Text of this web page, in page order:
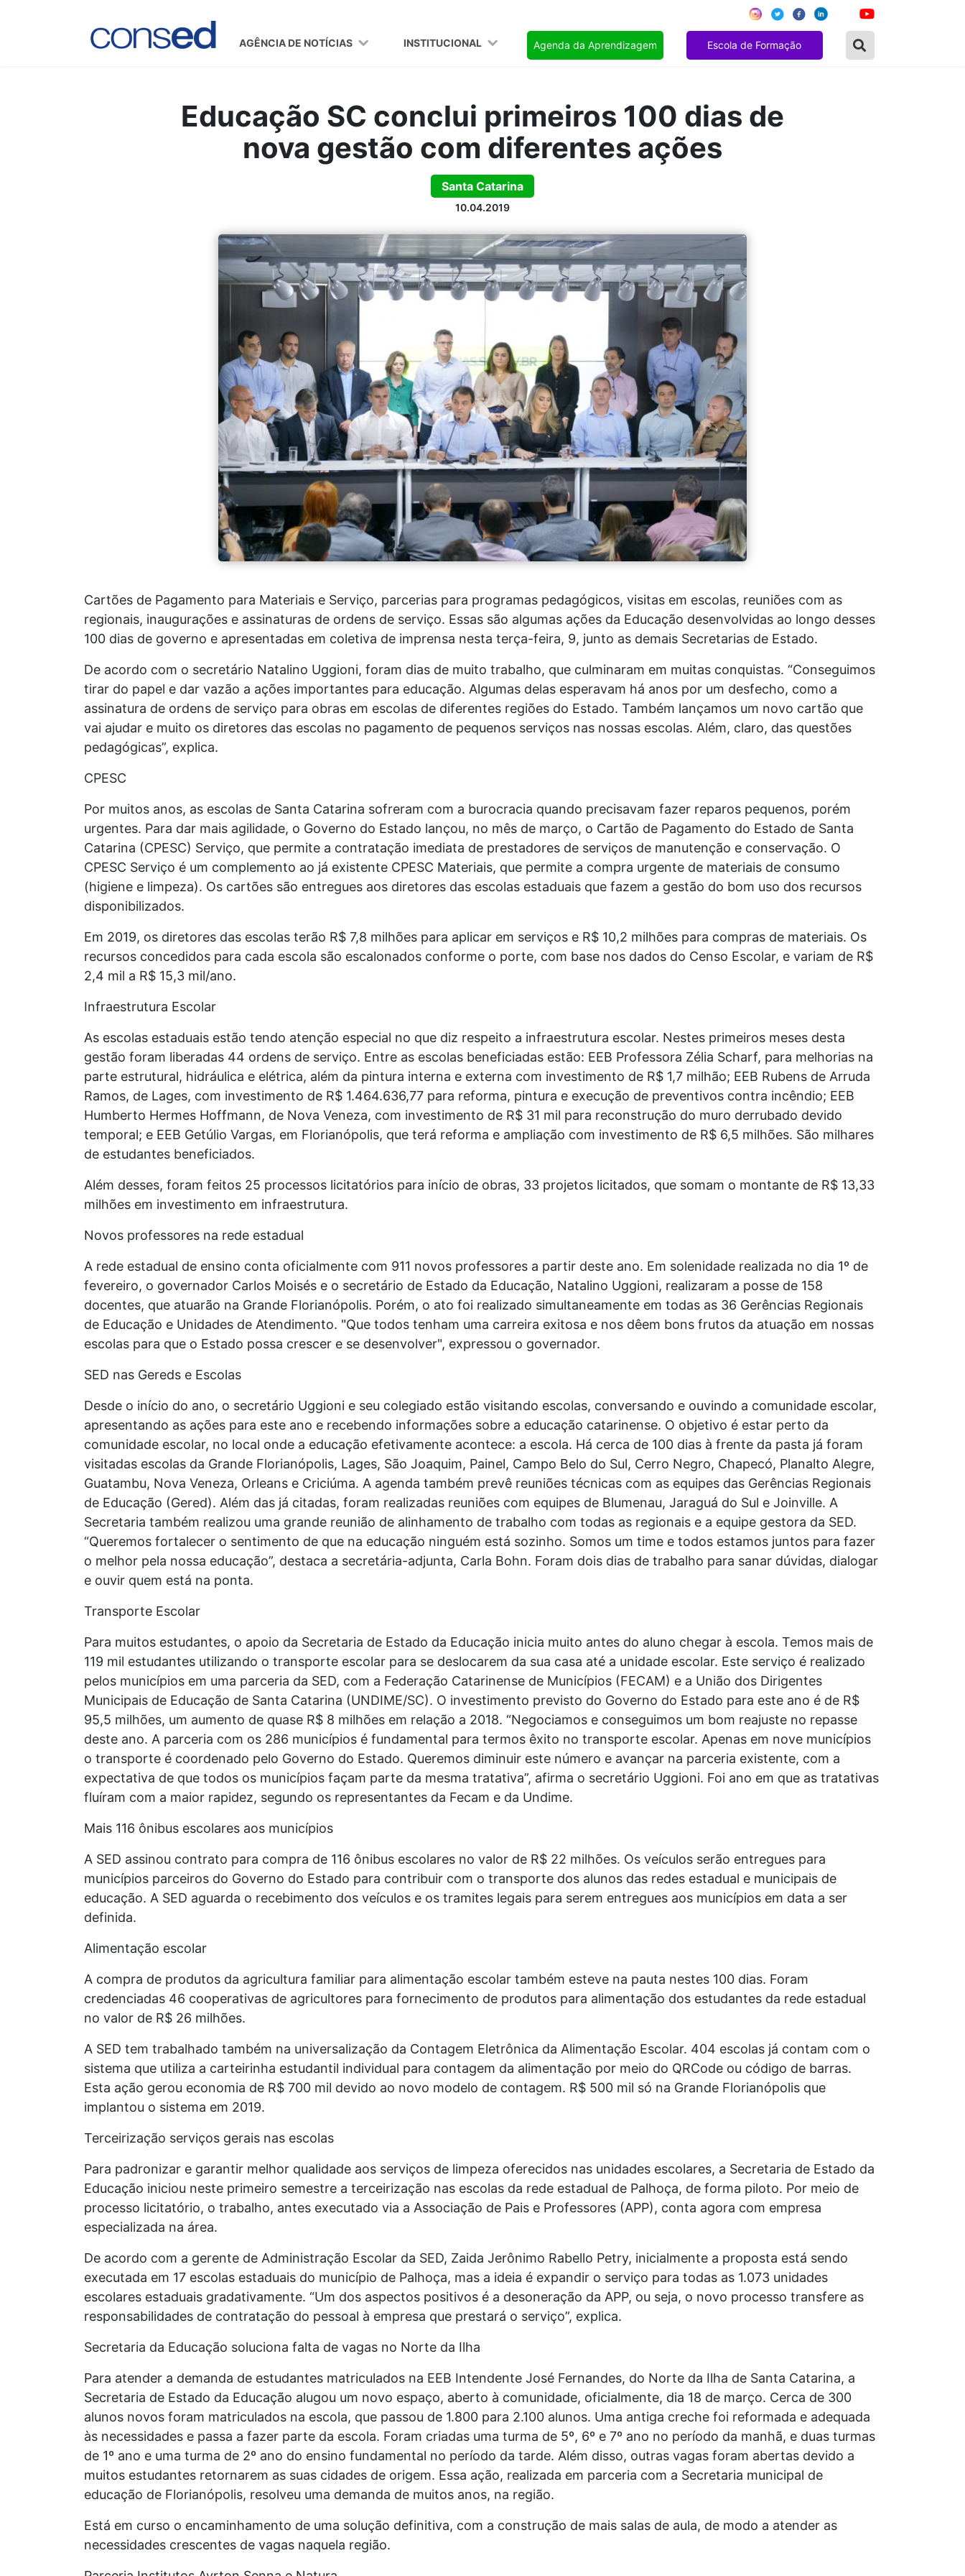
AGÊNCIA DE NOTÍCIAS INSTITUCIONAL Agenda da Aprendizagem Escola de Formação
Educação SC conclui primeiros 100 dias de
nova gestão com diferentes ações
Santa Catarina
10.04.2019
Cartões de Pagamento para Materiais e Serviço, parcerias para programas pedagógicos, visitas em escolas, reuniões com as
regionais, inaugurações e assinaturas de ordens de serviço. Essas são algumas ações da Educação desenvolvidas ao longo desses
100 dias de governo e apresentadas em coletiva de imprensa nesta terça-feira, 9, junto as demais Secretarias de Estado.
De acordo com o secretário Natalino Uggioni, foram dias de muito trabalho, que culminaram em muitas conquistas. “Conseguimos
tirar do papel e dar vazão a ações importantes para educação. Algumas delas esperavam há anos por um desfecho, como a
assinatura de ordens de serviço para obras em escolas de diferentes regiões do Estado. Também lançamos um novo cartão que
vai ajudar e muito os diretores das escolas no pagamento de pequenos serviços nas nossas escolas. Além, claro, das questões
pedagógicas”, explica.
CPESC
Por muitos anos, as escolas de Santa Catarina sofreram com a burocracia quando precisavam fazer reparos pequenos, porém
urgentes. Para dar mais agilidade, o Governo do Estado lançou, no mês de março, o Cartão de Pagamento do Estado de Santa
Catarina (CPESC) Serviço, que permite a contratação imediata de prestadores de serviços de manutenção e conservação. O
CPESC Serviço é um complemento ao já existente CPESC Materiais, que permite a compra urgente de materiais de consumo
(higiene e limpeza). Os cartões são entregues aos diretores das escolas estaduais que fazem a gestão do bom uso dos recursos
disponibilizados.
Em 2019, os diretores das escolas terão R$ 7,8 milhões para aplicar em serviços e R$ 10,2 milhões para compras de materiais. Os
recursos concedidos para cada escola são escalonados conforme o porte, com base nos dados do Censo Escolar, e variam de R$
2,4 mil a R$ 15,3 mil/ano.
Infraestrutura Escolar
As escolas estaduais estão tendo atenção especial no que diz respeito a infraestrutura escolar. Nestes primeiros meses desta
gestão foram liberadas 44 ordens de serviço. Entre as escolas beneficiadas estão: EEB Professora Zélia Scharf, para melhorias na
parte estrutural, hidráulica e elétrica, além da pintura interna e externa com investimento de R$ 1,7 milhão; EEB Rubens de Arruda
Ramos, de Lages, com investimento de R$ 1.464.636,77 para reforma, pintura e execução de preventivos contra incêndio; EEB
Humberto Hermes Hoffmann, de Nova Veneza, com investimento de R$ 31 mil para reconstrução do muro derrubado devido
temporal; e EEB Getúlio Vargas, em Florianópolis, que terá reforma e ampliação com investimento de R$ 6,5 milhões. São milhares
de estudantes beneficiados.
Além desses, foram feitos 25 processos licitatórios para início de obras, 33 projetos licitados, que somam o montante de R$ 13,33
milhões em investimento em infraestrutura.
Novos professores na rede estadual
A rede estadual de ensino conta oficialmente com 911 novos professores a partir deste ano. Em solenidade realizada no dia 1º de
fevereiro, o governador Carlos Moisés e o secretário de Estado da Educação, Natalino Uggioni, realizaram a posse de 158
docentes, que atuarão na Grande Florianópolis. Porém, o ato foi realizado simultaneamente em todas as 36 Gerências Regionais
de Educação e Unidades de Atendimento. "Que todos tenham uma carreira exitosa e nos dêem bons frutos da atuação em nossas
escolas para que o Estado possa crescer e se desenvolver", expressou o governador.
SED nas Gereds e Escolas
Desde o início do ano, o secretário Uggioni e seu colegiado estão visitando escolas, conversando e ouvindo a comunidade escolar,
apresentando as ações para este ano e recebendo informações sobre a educação catarinense. O objetivo é estar perto da
comunidade escolar, no local onde a educação efetivamente acontece: a escola. Há cerca de 100 dias à frente da pasta já foram
visitadas escolas da Grande Florianópolis, Lages, São Joaquim, Painel, Campo Belo do Sul, Cerro Negro, Chapecó, Planalto Alegre,
Guatambu, Nova Veneza, Orleans e Criciúma. A agenda também prevê reuniões técnicas com as equipes das Gerências Regionais
de Educação (Gered). Além das já citadas, foram realizadas reuniões com equipes de Blumenau, Jaraguá do Sul e Joinville. A
Secretaria também realizou uma grande reunião de alinhamento de trabalho com todas as regionais e a equipe gestora da SED.
“Queremos fortalecer o sentimento de que na educação ninguém está sozinho. Somos um time e todos estamos juntos para fazer
o melhor pela nossa educação”, destaca a secretária-adjunta, Carla Bohn. Foram dois dias de trabalho para sanar dúvidas, dialogar
e ouvir quem está na ponta.
Transporte Escolar
Para muitos estudantes, o apoio da Secretaria de Estado da Educação inicia muito antes do aluno chegar à escola. Temos mais de
119 mil estudantes utilizando o transporte escolar para se deslocarem da sua casa até a unidade escolar. Este serviço é realizado
pelos municípios em uma parceria da SED, com a Federação Catarinense de Municípios (FECAM) e a União dos Dirigentes
Municipais de Educação de Santa Catarina (UNDIME/SC). O investimento previsto do Governo do Estado para este ano é de R$
95,5 milhões, um aumento de quase R$ 8 milhões em relação a 2018. “Negociamos e conseguimos um bom reajuste no repasse
deste ano. A parceria com os 286 municípios é fundamental para termos êxito no transporte escolar. Apenas em nove municípios
o transporte é coordenado pelo Governo do Estado. Queremos diminuir este número e avançar na parceria existente, com a
expectativa de que todos os municípios façam parte da mesma tratativa”, afirma o secretário Uggioni. Foi ano em que as tratativas
fluíram com a maior rapidez, segundo os representantes da Fecam e da Undime.
Mais 116 ônibus escolares aos municípios
A SED assinou contrato para compra de 116 ônibus escolares no valor de R$ 22 milhões. Os veículos serão entregues para
municípios parceiros do Governo do Estado para contribuir com o transporte dos alunos das redes estadual e municipais de
educação. A SED aguarda o recebimento dos veículos e os tramites legais para serem entregues aos municípios em data a ser
definida.
Alimentação escolar
A compra de produtos da agricultura familiar para alimentação escolar também esteve na pauta nestes 100 dias. Foram
credenciadas 46 cooperativas de agricultores para fornecimento de produtos para alimentação dos estudantes da rede estadual
no valor de R$ 26 milhões.
A SED tem trabalhado também na universalização da Contagem Eletrônica da Alimentação Escolar. 404 escolas já contam com o
sistema que utiliza a carteirinha estudantil individual para contagem da alimentação por meio do QRCode ou código de barras.
Esta ação gerou economia de R$ 700 mil devido ao novo modelo de contagem. R$ 500 mil só na Grande Florianópolis que
implantou o sistema em 2019.
Terceirização serviços gerais nas escolas
Para padronizar e garantir melhor qualidade aos serviços de limpeza oferecidos nas unidades escolares, a Secretaria de Estado da
Educação iniciou neste primeiro semestre a terceirização nas escolas da rede estadual de Palhoça, de forma piloto. Por meio de
processo licitatório, o trabalho, antes executado via a Associação de Pais e Professores (APP), conta agora com empresa
especializada na área.
De acordo com a gerente de Administração Escolar da SED, Zaida Jerônimo Rabello Petry, inicialmente a proposta está sendo
executada em 17 escolas estaduais do município de Palhoça, mas a ideia é expandir o serviço para todas as 1.073 unidades
escolares estaduais gradativamente. “Um dos aspectos positivos é a desoneração da APP, ou seja, o novo processo transfere as
responsabilidades de contratação do pessoal à empresa que prestará o serviço”, explica.
Secretaria da Educação soluciona falta de vagas no Norte da Ilha
Para atender a demanda de estudantes matriculados na EEB Intendente José Fernandes, do Norte da Ilha de Santa Catarina, a
Secretaria de Estado da Educação alugou um novo espaço, aberto à comunidade, oficialmente, dia 18 de março. Cerca de 300
alunos novos foram matriculados na escola, que passou de 1.800 para 2.100 alunos. Uma antiga creche foi reformada e adequada
às necessidades e passa a fazer parte da escola. Foram criadas uma turma de 5º, 6º e 7º ano no período da manhã, e duas turmas
de 1º ano e uma turma de 2º ano do ensino fundamental no período da tarde. Além disso, outras vagas foram abertas devido a
muitos estudantes retornarem as suas cidades de origem. Essa ação, realizada em parceria com a Secretaria municipal de
educação de Florianópolis, resolveu uma demanda de muitos anos, na região.
Está em curso o encaminhamento de uma solução definitiva, com a construção de mais salas de aula, de modo a atender as
necessidades crescentes de vagas naquela região.